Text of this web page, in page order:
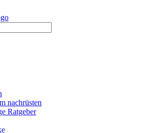
nachrüsten
Ratgeber